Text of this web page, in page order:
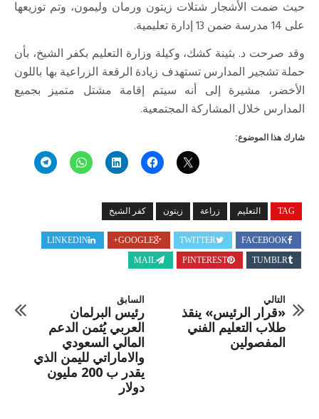
حيث ضمت الأشجار شتلات زيتون ورمان وليمون، وتم توزيعها
على 14 مدرسة ضمن 13 إدارة تعليمية.
وقد صرحت د. بثينة كشك، وكيلة وزارة التعليم بكفر الشيخ، بأن
حملة تشجير المدارس تستهدف زيادة الرقعة الزراعية بها باللون
الأخضر، مشيرة إلى أنه سيتم إقامة مشتل متميز بجميع
المدارس خلال المشاركة المجتمعية.
شارك هذا الموضوع:
TAG التعليم زراعة زيتون كفر الشيخ
FACEBOOK
TWITTER
GOOGLE+
LINKEDIN
TUMBLR
PINTEREST
MAIL
السابق
رئيس البرلمان
العربي يُثمن الدعم
المالي السعودي
والاماراتي لليمن الذي
يقدر ب 200 مليون
دولار
التالي
«قرار الرئيس» ينقذ
طلاب التعليم الفني
المفصولين